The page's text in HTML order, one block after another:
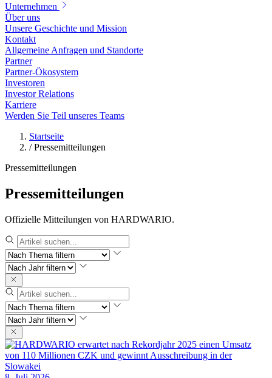
Unternehmen
Über uns
Unsere Geschichte und Mission
Kontakt
Allgemeine Anfragen und Standorte
Partner
Partner-Ökosystem
Investoren
Investor Relations
Karriere
Werden Sie Teil unseres Teams
Startseite
/ Pressemitteilungen
Pressemitteilungen
Pressemitteilungen
Offizielle Mitteilungen von HARDWARIO.